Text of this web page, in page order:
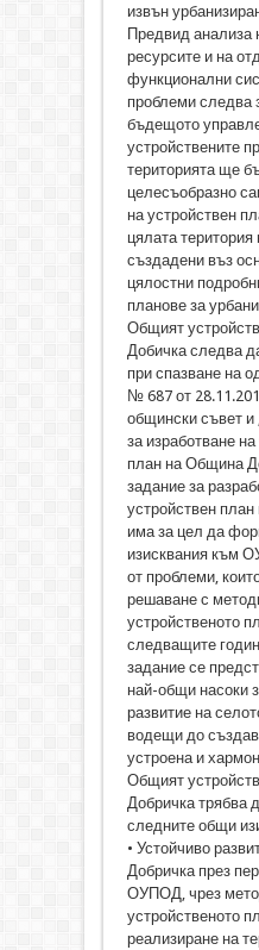
извън
Предвид анализа
ресурсите и на
функционални
проблеми следва
бъдещото
устройствените
територията ще
целесъобразно
на устройствен
цялата
създадени въз
цялостни
планове за
Общият
Добичка следва
при спазване на
№ 687 от
общински съвет и
за изработване
план на Община
задание за
устройствен
има за цел да
изисквания към
от проблеми,
решаване с
устройственото
следващите
задание се
най-общи насоки
развитие на
водещи до
устроена и
Общият
Добричка трябва
следните общи
• Устойчиво
Добричка през
ОУПОД, чрез
устройственото
реализиране на